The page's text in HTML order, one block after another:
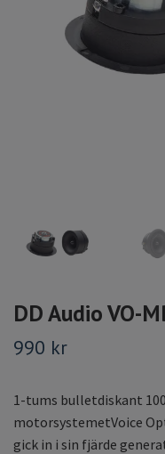
DD Audio VO-
990 kr
1-tums bulletdiskant
motorsystemetVoice
gick in i sin fjärde